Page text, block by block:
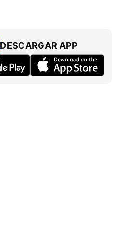
DESCARGAR APP